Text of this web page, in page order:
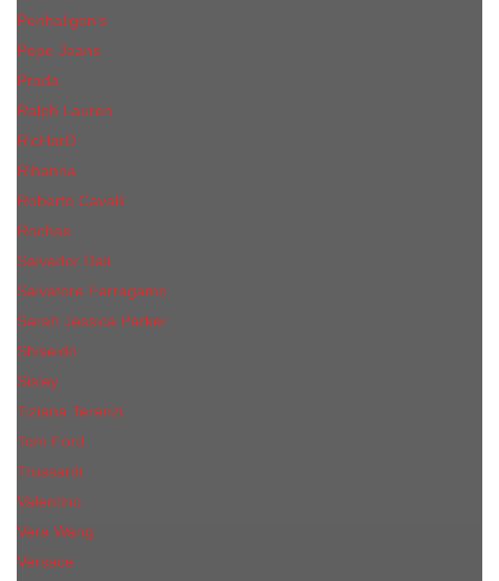
Penhaligon's
Pepe Jeans
Prada
Ralph Lauren
RicHarD
Rihanna
Roberto Cavalli
Rochas
Salvador Dali
Salvatore Ferragamo
Sarah Jessica Parker
Shiseido
Sisley
Tiziana Terenzi
Tom Ford
Trussardi
Valentino
Vera Wang
Versace